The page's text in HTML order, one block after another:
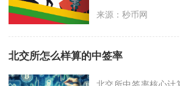
为主，中长期走势分
来源：秒币网
北交所怎么样算的中签率